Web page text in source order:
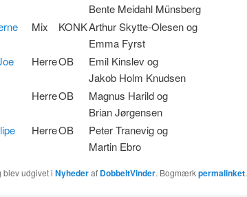
Bente Meidahl Münsberg
Mix KONKArthur Skytte-Olesen og
Emma Fyrst
HerreOB
Emil Kinslev og
Jakob Holm Knudsen
HerreOB
Magnus Harild og
Brian Jørgensen
HerreOB
Peter Tranevig og
Martin Ebro
udgivet i Nyhederaf DobbeltVinder. Bogmærkpermalinket.